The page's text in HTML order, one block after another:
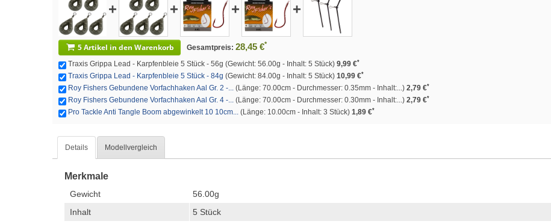
+ + + +
5 Artikel in den Warenkorb Gesamtpreis: 28,45 €*
Traxis Grippa Lead - Karpfenbleie 5 Stück - 56g (Gewicht: 56.00g - Inhalt: 5 Stück) 9,99 €*
Traxis Grippa Lead - Karpfenbleie 5 Stück - 84g (Gewicht: 84.00g - Inhalt: 5 Stück) 10,99 €*
Roy Fishers Gebundene Vorfachhaken Aal Gr. 2 -... (Länge: 70.00cm - Durchmesser: 0.35mm - Inhalt:...) 2,79 €*
Roy Fishers Gebundene Vorfachhaken Aal Gr. 4 -... (Länge: 70.00cm - Durchmesser: 0.30mm - Inhalt:...) 2,79 €*
Pro Tackle Anti Tangle Boom abgewinkelt 10 10cm... (Länge: 10.00cm - Inhalt: 3 Stück) 1,89 €*
Details Modellvergleich
Merkmale
Gewicht
56.00g
Inhalt
5 Stück